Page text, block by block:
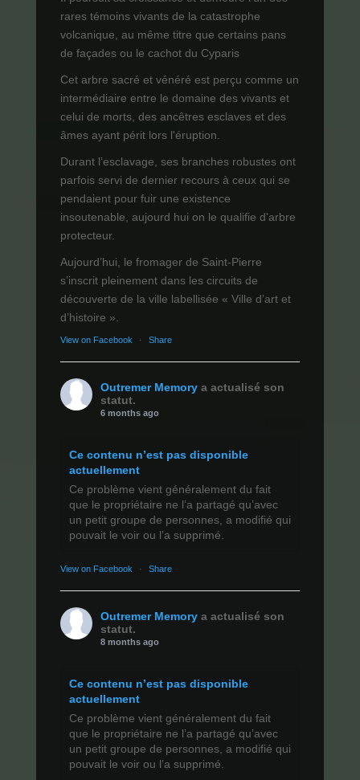
rares témoins vivants de la catastrophe
volcanique, au même titre que certains pans
de façades ou le cachot du Cyparis
Cet arbre sacré et vénéré est perçu comme un
intermédiaire entre le domaine des vivants et
celui de morts, des ancêtres esclaves et des
âmes ayant périt lors l'éruption.
Durant l’esclavage, ses branches robustes ont
parfois servi de dernier recours à ceux qui se
pendaient pour fuir une existence
insoutenable, aujourd hui on le qualifie d'arbre
protecteur.
Aujourd’hui, le fromager de Saint-Pierre
s’inscrit pleinement dans les circuits de
découverte de la ville labellisée « Ville d’art et
d’histoire ».
View on Facebook · Share
Outremer Memory a actualisé son
statut.
6 months ago
Ce contenu n’est pas disponible
actuellement
Ce problème vient généralement du fait
que le propriétaire ne l’a partagé qu’avec
un petit groupe de personnes, a modifié qui
pouvait le voir ou l’a supprimé.
View on Facebook · Share
Outremer Memory a actualisé son
statut.
8 months ago
Ce contenu n’est pas disponible
actuellement
Ce problème vient généralement du fait
que le propriétaire ne l’a partagé qu’avec
un petit groupe de personnes, a modifié qui
pouvait le voir ou l’a supprimé.